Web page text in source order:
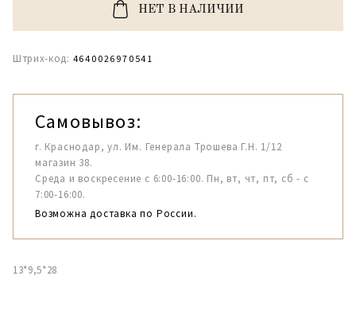
НЕТ В НАЛИЧИИ
Штрих-код: 4640026970541
Самовывоз:
г. Краснодар, ул. Им. Генерала Трошева Г.Н. 1/12
магазин 38.
Среда и воскресение с 6:00-16:00. Пн, вт, чт, пт, сб - с
7:00-16:00.
Возможна доставка по России.
13*9,5*28